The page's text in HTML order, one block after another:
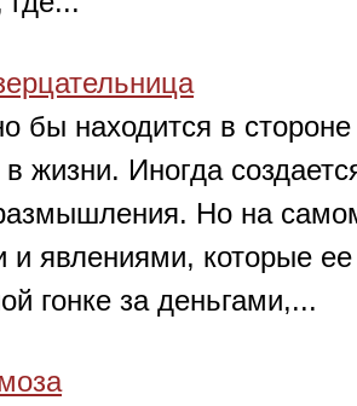
бы находится в
жизни. Иногда
Но на
явлениями, которые
гонке за деньгами,...